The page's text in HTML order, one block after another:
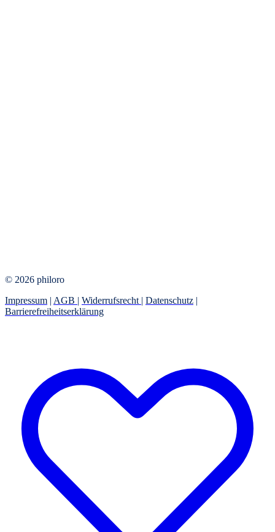
© 2026 philoro
Impressum | AGB | Widerrufsrecht | Datenschutz |
Barrierefreiheitserklärung